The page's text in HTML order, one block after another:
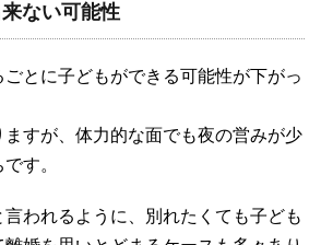
ない可能性
とに子どもができる可能性が下がっ
ますが、体力的な面でも夜の営みが少
す。
言われるように、別れたくても子ども